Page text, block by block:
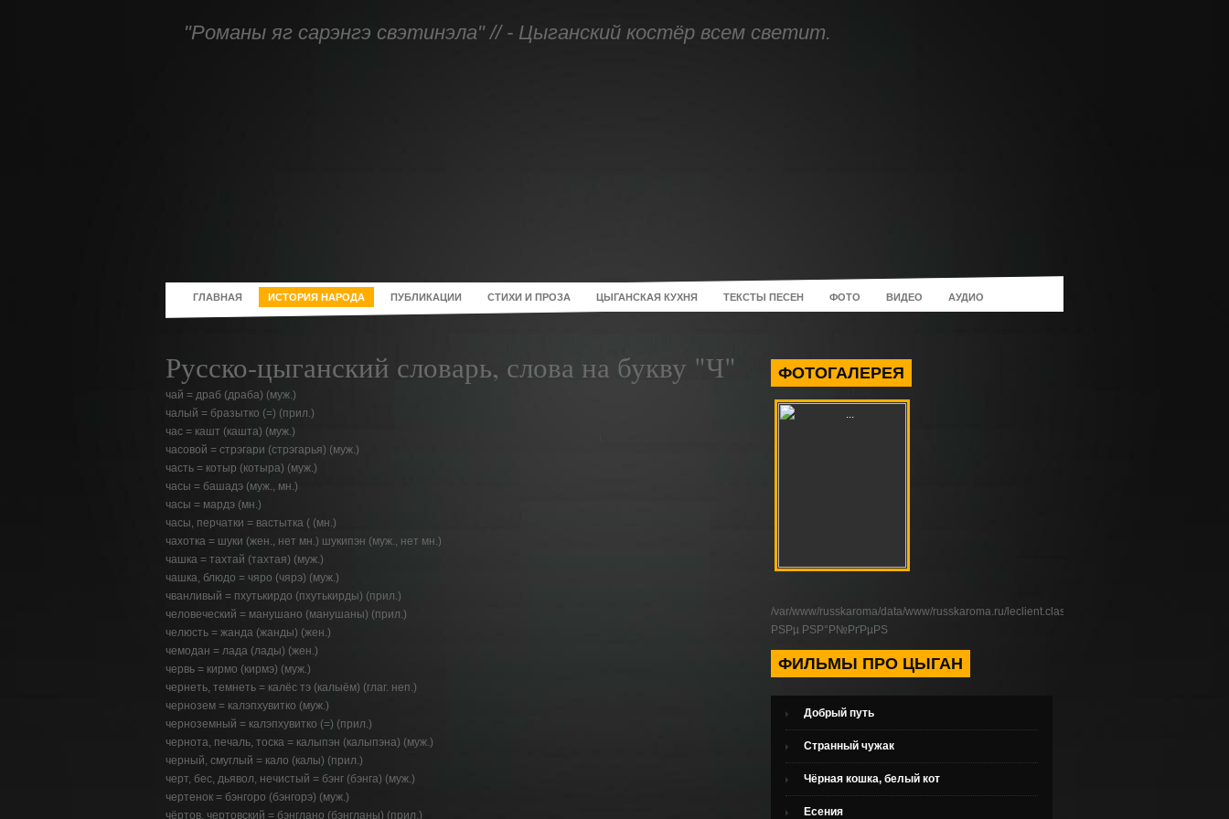
"Романы яг сарэнгэ свэтинэла" // - Цыганский костёр всем светит.
ГЛАВНАЯ ИСТОРИЯ НАРОДА ПУБЛИКАЦИИ СТИХИ И ПРОЗА ЦЫГАНСКАЯ КУХНЯ ТЕКСТЫ ПЕСЕН ФОТО ВИДЕО АУДИО
Русско-цыганский словарь, слова на букву "Ч"
чай = драб (драба) (муж.)
чалый = бразытко (=) (прил.)
час = кашт (кашта) (муж.)
часовой = стрэгари (стрэгарья) (муж.)
часть = котыр (котыра) (муж.)
часы = башадэ (муж., мн.)
часы = мардэ (мн.)
часы, перчатки = вастытка ( (мн.)
чахотка = шуки (жен., нет мн.) шукипэн (муж., нет мн.)
чашка = тахтай (тахтая) (муж.)
чашка, блюдо = чяро (чярэ) (муж.)
чванливый = пхутькирдо (пхутькирды) (прил.)
человеческий = манушано (манушаны) (прил.)
челюсть = жанда (жанды) (жен.)
чемодан = лада (лады) (жен.)
червь = кирмо (кирмэ) (муж.)
чернеть, темнеть = калёс тэ (калыём) (глаг. неп.)
чернозем = калэпхувитко (муж.)
черноземный = калэпхувитко (=) (прил.)
чернота, печаль, тоска = калыпэн (калыпэна) (муж.)
черный, смуглый = кало (калы) (прил.)
черт, бес, дьявол, нечистый = бэнг (бэнга) (муж.)
чертенок = бэнгоро (бэнгорэ) (муж.)
чёртов, чертовский = бэнглaно (бэнглaны) (прил.)
ФОТОГАЛЕРЕЯ
/var/www/russkaroma/data/www/russkaroma.ru/leclient.class.php
РЅРµ РЅР°Р№РґРµРЅ
ФИЛЬМЫ ПРО ЦЫГАН
Добрый путь
Странный чужак
Чёрная кошка, белый кот
Есения